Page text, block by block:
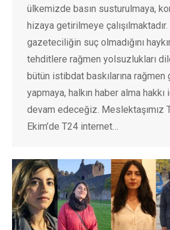
ülkemizde basın susturulmaya,
hizaya getirilmeye
gazeteciliğin suç olmadığını
tehditlere rağmen yolsuzlukları
bütün istibdat baskılarına
yapmaya, halkın haber alma hakkı
devam edeceğiz. Meslektaşımız
Ekim’de T24 internet…